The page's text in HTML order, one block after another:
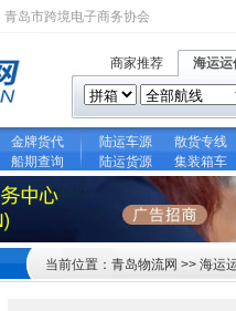
青岛市跨境电子商务协会
商家推荐 海运运
金牌货代 陆运车源
散货专线
船期查询 陆运货源 集装箱车
当前位置：青岛物流网 >> 海运